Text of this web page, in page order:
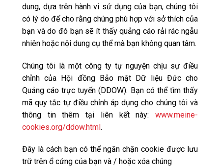
dung, dựa trên hành vi sử dụng của bạn, chúng tôi
có lý do để cho rằng chúng phù hợp với sở thích của
bạn và do đó bạn sẽ ít thấy quảng cáo rải rác ngẫu
nhiên hoặc nội dung cụ thể mà bạn không quan tâm.
Chúng tôi là một công ty tự nguyện chịu sự điều
chỉnh của Hội đồng Bảo mật Dữ liệu Đức cho
Quảng cáo trực tuyến (DDOW). Bạn có thể tìm thấy
mã quy tắc tự điều chỉnh áp dụng cho chúng tôi và
thông tin thêm tại liên kết này: www.meine-
cookies.org/ddow.html.
Đây là cách bạn có thể ngăn chặn cookie được lưu
trữ trên ổ cứng của bạn và / hoặc xóa chúng